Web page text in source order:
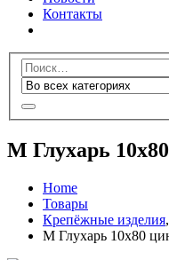
Контакты
М Глухарь
Home
Товары
Крепёжные изделия,
М Глухарь 10х80